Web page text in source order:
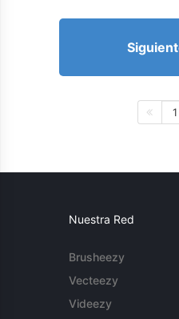
1
Nuestra Red
Brusheezy
Vecteezy
Videezy